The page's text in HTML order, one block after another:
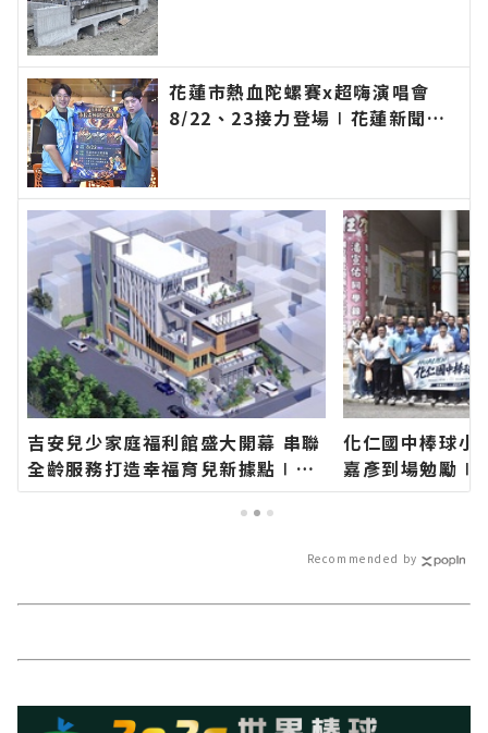
花蓮市熱血陀螺賽x超嗨演唱會
8/22、23接力登場∣花蓮新聞網
吉安兒少家庭福利館盛大開幕 串聯
全齡服務打造幸福育兒新據點∣花
蓮新聞網官方網站各類新聞－最快
速的今日新聞報導 最新的在地資
化仁國中棒球小
嘉彥到場勉勵∣
站各類新聞－最
Recommended by